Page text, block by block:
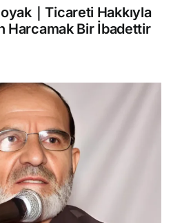
｜Ticareti Hakkıyla
Harcamak Bir İbadettir